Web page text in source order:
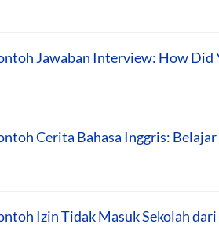
Jawaban Interview: How Did
Cerita Bahasa Inggris:
Izin Tidak Masuk Sekolah